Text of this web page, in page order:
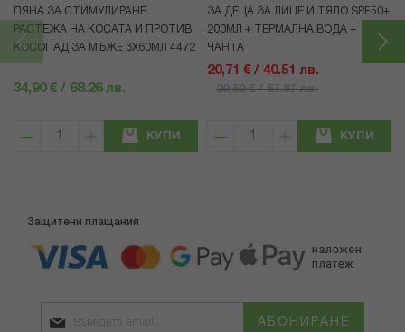
ПЯНА ЗА СТИМУЛИРАНЕ
РАСТЕЖА НА КОСАТА И ПРОТИВ
КОСОПАД ЗА МЪЖЕ 3X60МЛ 4472
34,90 € / 68.26 лв.
КУПИ
ЗА ДЕЦА ЗА ЛИЦЕ И ТЯЛО SPF50+
200МЛ + ТЕРМАЛНА ВОДА +
ЧАНТА
20,71 € / 40.51 лв.
29,59 € / 57.87 лв.
КУПИ
Защитени плащания
АБОНИРАНЕ